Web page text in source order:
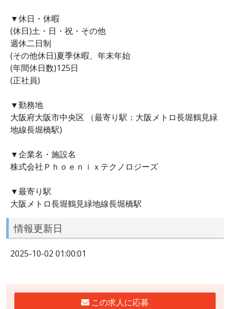
▼休日・休暇
(休日)土・日・祝・その他
週休二日制
(その他休日)夏季休暇、年末年始
(年間休日数)125日
(正社員)
▼勤務地
大阪府大阪市中央区 （最寄り駅：大阪メトロ長堀鶴見緑
地線長堀橋駅)
▼企業名・施設名
株式会社Ｐｈｏｅｎｉｘテクノロジーズ
▼最寄り駅
大阪メトロ長堀鶴見緑地線長堀橋駅
情報更新日
2025-10-02 01:00:01
この求人に応募